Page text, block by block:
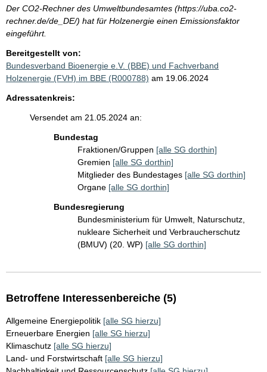
Der CO2-Rechner des Umweltbundesamtes (https://uba.co2-
rechner.de/de_DE/) hat für Holzenergie einen Emissionsfaktor
eingeführt.
Bereitgestellt von:
Bundesverband Bioenergie e.V. (BBE) und Fachverband
Holzenergie (FVH) im BBE (R000788) am 19.06.2024
Adressatenkreis:
Versendet am 21.05.2024 an:
Bundestag
Fraktionen/Gruppen [alle SG dorthin]
Gremien [alle SG dorthin]
Mitglieder des Bundestages [alle SG dorthin]
Organe [alle SG dorthin]
Bundesregierung
Bundesministerium für Umwelt, Naturschutz,
nukleare Sicherheit und Verbraucherschutz
(BMUV) (20. WP) [alle SG dorthin]
Betroffene Interessenbereiche (5)
Allgemeine Energiepolitik [alle SG hierzu]
Erneuerbare Energien [alle SG hierzu]
Klimaschutz [alle SG hierzu]
Land- und Forstwirtschaft [alle SG hierzu]